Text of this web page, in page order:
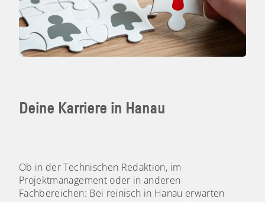
Deine Karriere in Hanau
Ob in der Technischen Redaktion, im
Projektmanagement oder in anderen
Fachbereichen: Bei reinisch in Hanau erwarten